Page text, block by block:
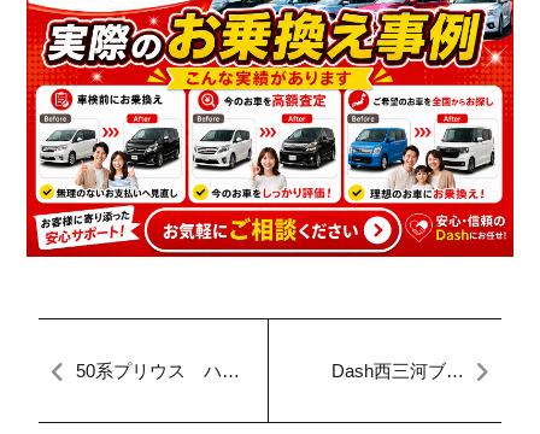
50系プリウス ハブ
検整備記録
Dash西三河ブロ